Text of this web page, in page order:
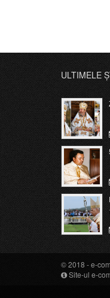
ULTIMELE
© 2018 -e-
Site-ul e-